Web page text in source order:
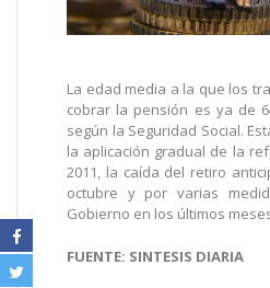
La edad media a la que los
cobrar la pensión es ya de
según la Seguridad Social.
la aplicación gradual de la
2011, la caída del retiro
octubre y por varias
Gobierno en los últimos
FUENTE: SINTESIS DIARIA